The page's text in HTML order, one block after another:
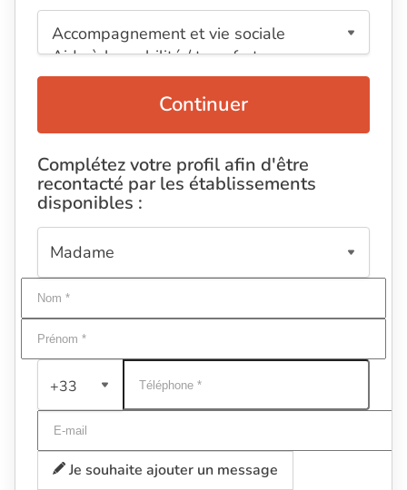
Continuer
Complétez votre profil afin d'être
recontacté par les établissements
disponibles :
+33
Je souhaite ajouter un message